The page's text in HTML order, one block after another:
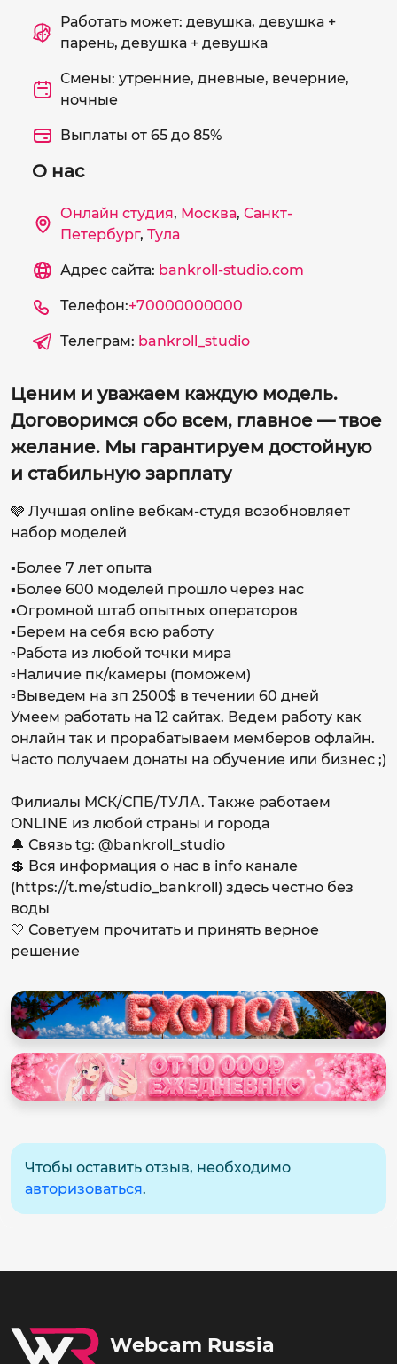
Работать может: девушка, девушка +
парень, девушка + девушка
Смены: утренние, дневные, вечерние,
ночные
Выплаты от 65 до 85%
О нас
Онлайн студия, Москва, Санкт-
Петербург, Тула
Адрес сайта: bankroll-studio.com
Телефон:+70000000000
Телеграм: bankroll_studio
Ценим и уважаем каждую модель.
Договоримся обо всем, главное — твое
желание. Мы гарантируем достойную
и стабильную зарплату
🩶 Лучшая online вебкам-студя возобновляет
набор моделей
▪️Более 7 лет опыта
▪️Более 600 моделей прошло через нас
▪️Огромной штаб опытных операторов
▪️Берем на себя всю работу
▫️Работа из любой точки мира
▫️Наличие пк/камеры (поможем)
▫️Выведем на зп 2500$ в течении 60 дней
Умеем работать на 12 сайтах. Ведем работу как
онлайн так и прорабатываем мемберов офлайн.
Часто получаем донаты на обучение или бизнес ;)
Филиалы МСК/СПБ/ТУЛА. Также работаем
ONLINE из любой страны и города
🔔 Связь tg: @bankroll_studio
💲 Вся информация о нас в info канале
(https://t.me/studio_bankroll) здесь честно без
воды
🤍 Советуем прочитать и принять верное
решение
Чтобы оставить отзыв, необходимо
авторизоваться.
Webcam Russia